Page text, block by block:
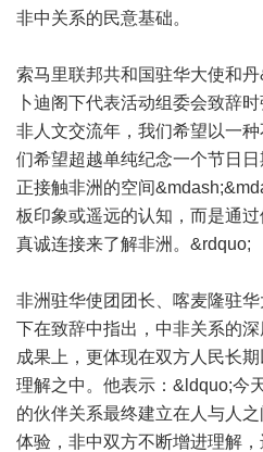
非中关系的民意基础。
索马里联邦共和国驻华大使和
卜迪阁下代表活动组委会致辞
非人文交流年，我们希望以一
们希望超越单纯纪念一个节日
正接触非洲的空间
板印象或遥远的认知，而是通
真诚连接来了解非洲。&rdquo;
非洲驻华使团团长、喀麦隆驻
下在致辞中指出，中非关系的
成果上，更体现在双方人民长
理解之中。他表示：&ldquo;今
的伙伴关系最终建立在人与人
体验，非中双方不断增进理解